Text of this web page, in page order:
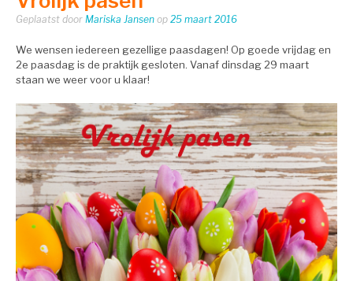
Geplaatst door Mariska Jansen op 25 maart 2016
We wensen iedereen gezellige paasdagen! Op goede vrijdag en
2e paasdag is de praktijk gesloten. Vanaf dinsdag 29 maart
staan we weer voor u klaar!